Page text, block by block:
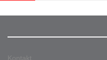
Kontakt